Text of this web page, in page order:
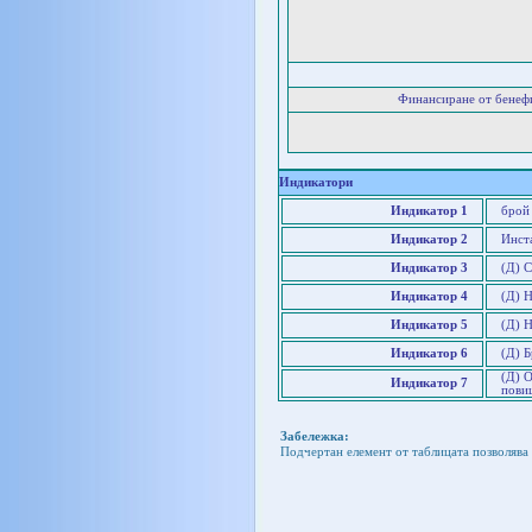
Финансиране от
Индикатори
Индикатор 1 брой
Индикатор 2
Индикатор 3 (Д)
Индикатор 4 (Д)
Индикатор 5 (Д)
Индикатор 6 (Д)
Индикатор 7
(Д)
Забележка:
Подчертан елемент от таблицата